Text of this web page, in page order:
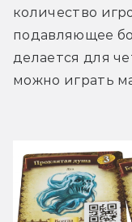
количество
подавляющее
делается для
можно играть